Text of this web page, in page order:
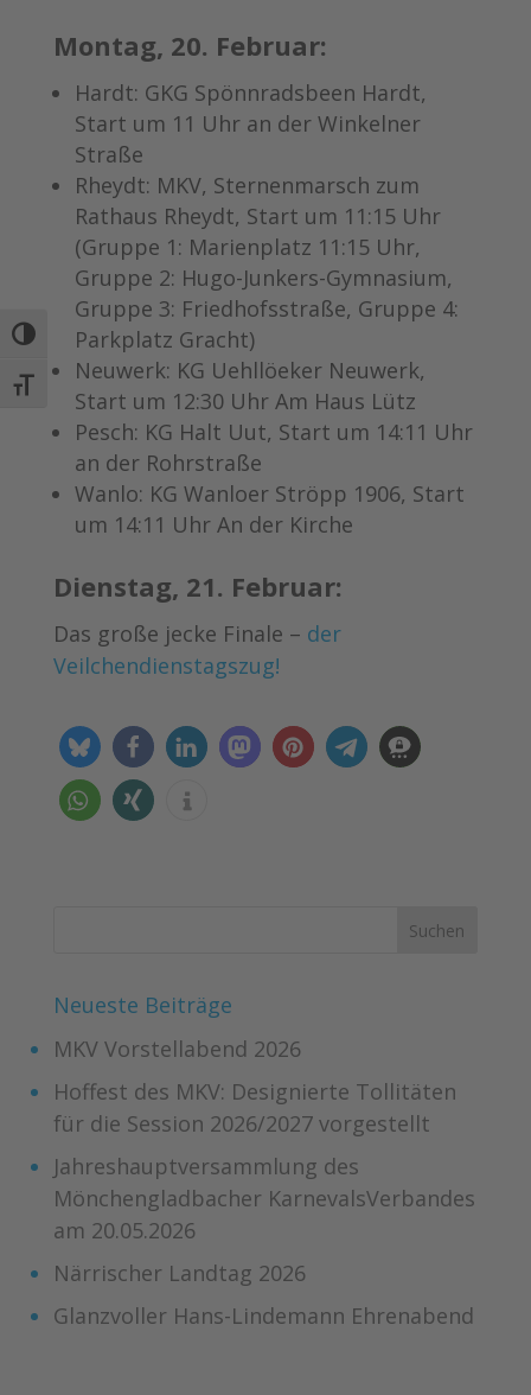
Umschalten auf hohe Kontraste
Schrift vergrößern
Montag, 20. Februar:
Hardt: GKG Spönnradsbeen Hardt,
Start um 11 Uhr an der Winkelner
Straße
Rheydt: MKV, Sternenmarsch zum
Rathaus Rheydt, Start um 11:15 Uhr
(Gruppe 1: Marienplatz 11:15 Uhr,
Gruppe 2: Hugo-Junkers-Gymnasium,
Gruppe 3: Friedhofsstraße, Gruppe 4:
Parkplatz Gracht)
Neuwerk: KG Uehllöeker Neuwerk,
Start um 12:30 Uhr Am Haus Lütz
Pesch: KG Halt Uut, Start um 14:11 Uhr
an der Rohrstraße
Wanlo: KG Wanloer Ströpp 1906, Start
um 14:11 Uhr An der Kirche
Dienstag, 21. Februar:
Das große jecke Finale – der
Veilchendienstagszug!
Neueste Beiträge
MKV Vorstellabend 2026
Hoffest des MKV: Designierte Tollitäten
für die Session 2026/2027 vorgestellt
Jahreshauptversammlung des
Mönchengladbacher KarnevalsVerbandes
am 20.05.2026
Närrischer Landtag 2026
Glanzvoller Hans-Lindemann Ehrenabend